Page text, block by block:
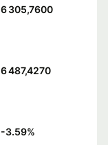
6 305,7600
6 487,4270
-3.59%